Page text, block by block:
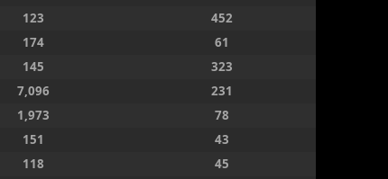
123
452
174
61
145
323
7,096
231
1,973
78
151
43
118
45